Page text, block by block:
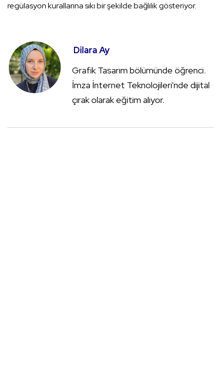
regülasyon kurallarına sıkı bir şekilde bağlılık gösteriyor.
Dilara Ay
Grafik Tasarım bölümünde öğrenci.
İmza İnternet Teknolojileri'nde dijital
çırak olarak eğitim alıyor.